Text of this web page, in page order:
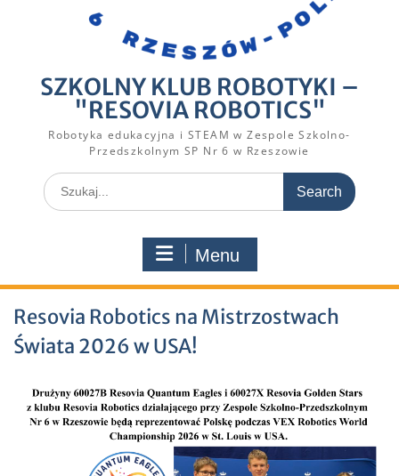
SZKOLNY KLUB ROBOTYKI –
"RESOVIA ROBOTICS"
Robotyka edukacyjna i STEAM w Zespole Szkolno-
Przedszkolnym SP Nr 6 w Rzeszowie
Search
for:
Menu
Resovia Robotics na Mistrzostwach
Świata 2026 w USA!